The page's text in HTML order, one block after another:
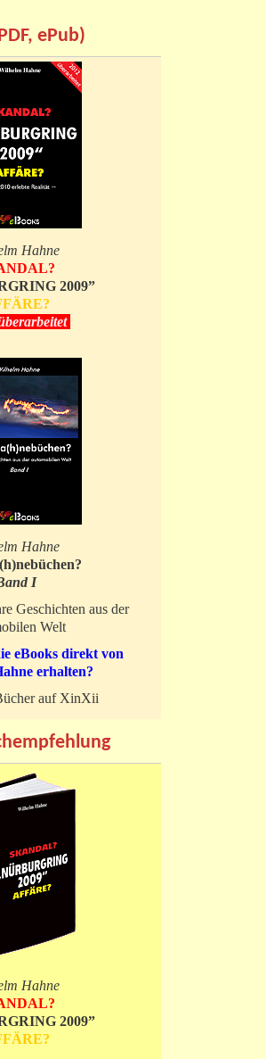
ePub)
Hahne
2009”
Hahne
I
Geschichten aus der
Welt
eBooks direkt von
erhalten?
Hahne
2009”